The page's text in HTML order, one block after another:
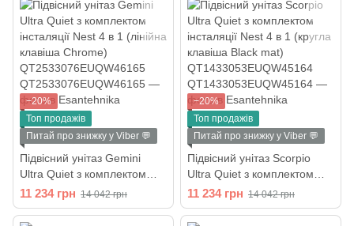
−20%
Топ продажів
Питай про знижку у Viber 💬
Підвісний унітаз Gemini
Ultra Quiet з комплектом
інсталяції Nest 4 в 1 (лінійна
клавіша Chrome)
QT2533076EUQW46165
11 234 грн 14 042 грн
−20%
Топ продажів
Питай про знижку у Viber 💬
Підвісний унітаз Scorpio
Ultra Quiet з комплектом
інсталяції Nest 4 в 1 (кругла
клавіша Black mat)
QT1433053EUQW45164
11 234 грн 14 042 грн